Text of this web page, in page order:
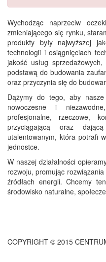
Wychodząc naprzeciw
zmieniającego się rynku,
produkty były najwyższej
technologii i osiągnięciach
jakość usług
podstawą do budowania
oraz przyczynia się do
Dążymy do tego, aby
nowoczesne i
profesjonalne, rzeczowe,
przyciągającą oraz
utalentowanym, która potrafi
jednostce.
W naszej działalności
rozwoju, promując
źródłach energii. Chcemy
środowisko naturalne,
COPYRIGHT © 2015